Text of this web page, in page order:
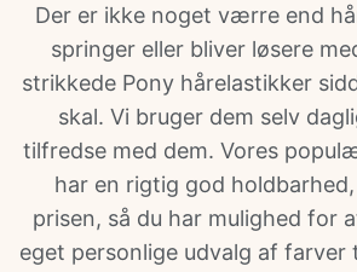
Der er ikke noget værre end
springer eller bliver løsere
strikkede Pony hårelastikker
skal. Vi bruger dem selv
tilfredse med dem. Vores
har en rigtig god
prisen, så du har mulighed for
eget personlige udvalg af